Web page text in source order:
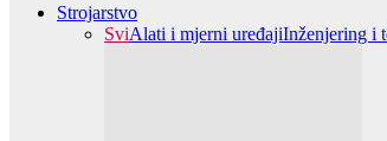
Strojarstvo
SviAlati i mjerni uređajiInženjering i